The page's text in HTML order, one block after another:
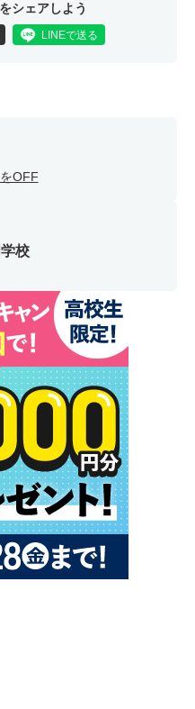
シェアしよう
LINEで送る
OFF
校